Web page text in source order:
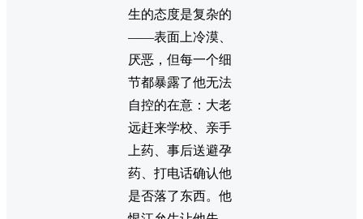
生的态度是复杂的
——表面上冷漠、
厌恶，但每一个细
节都暴露了他无法
自控的在意：大老
远赶来学校、亲手
上药、事后送避孕
药、打电话确认他
是否落了东西。他